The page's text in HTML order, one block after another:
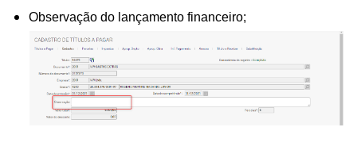
Observação do lançamento financeiro;